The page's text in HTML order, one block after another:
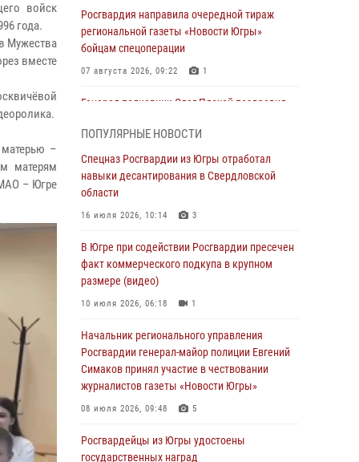
войск
года.
Мужества
вместе
–
матерям
– Югре
Росгвардия направила очередной тираж
региональной газеты «Новости Югры»
бойцам спецоперации
07 августа 2026, 09:22 1
Генерал-полковник Олег Плохой поздравил
подразделений Росгвардии с
профессиональным праздником
07 августа 2026, 06:02
Делегация МВД Республики Беларусь
работы Росгвардии в Москве (видео)
06 августа 2026, 11:29 5 1
06 августа 2026, 11:28
Офицеры Росгвардии и ветераны войск
правопорядка почтили память генерала
армии Ивана Кирилловича Яковлева
В Югре при силовой поддержке ОМОН
ПОПУЛЯРНЫЕ НОВОСТИ
Спецназ Росгвардии из Югры отработал
навыки десантирования в Свердловской
области
16 июля 2026, 10:14 3
В Югре при содействии Росгвардии пресечен
факт коммерческого подкупа в крупном
размере (видео)
10 июля 2026, 06:18 1
Начальник регионального управления
Росгвардии генерал-майор полиции Евгений
Симаков принял участие в чествовании
журналистов газеты «Новости Югры»
08 июля 2026, 09:48 5
Росгвардейцы из Югры удостоены
государственных наград